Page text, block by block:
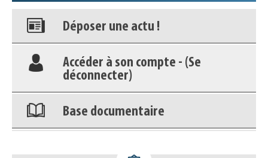
Déposer une actu !
déconnecter)
Base documentaire
Nos veilles Scoop.it